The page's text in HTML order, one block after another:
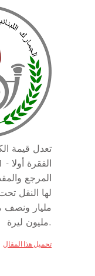
تعدل قيمة
المرجع
لها النقل
مليون ليرة.
تحميل هذا المقال